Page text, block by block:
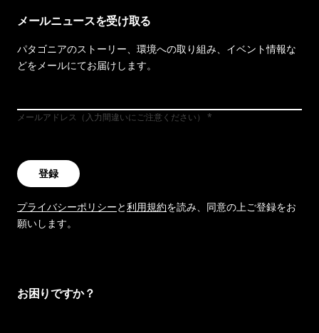
メールニュースを受け取る
パタゴニアのストーリー、環境への取り組み、イベント情報な
どをメールにてお届けします。
メールアドレス（入力間違いにご注意ください）
登録
プライバシーポリシーと利用規約を読み、同意の上ご登録をお
願いします。
お困りですか？